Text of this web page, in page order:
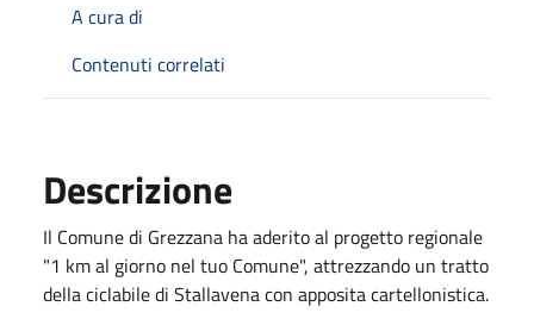
A cura di
Contenuti correlati
Descrizione
Il Comune di Grezzana ha aderito al progetto regionale
"1 km al giorno nel tuo Comune", attrezzando un tratto
della ciclabile di Stallavena con apposita cartellonistica.